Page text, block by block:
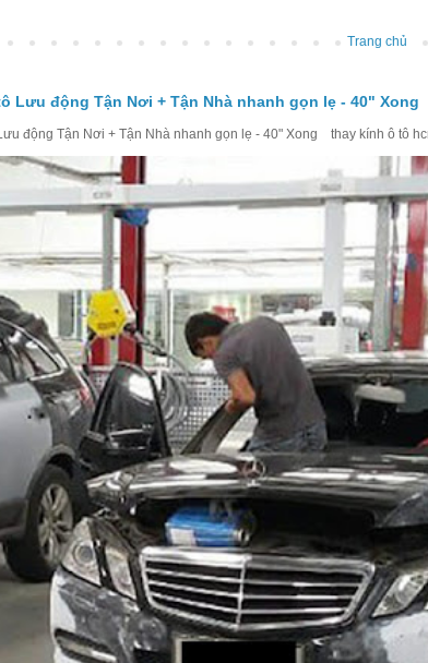
Trang chủ
Lưu động Tận Nơi + Tận Nhà nhanh gọn lẹ - 40" Xong
động Tận Nơi + Tận Nhà nhanh gọn lẹ - 40" Xong thay kính ô tô